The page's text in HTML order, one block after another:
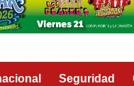
Seguridad